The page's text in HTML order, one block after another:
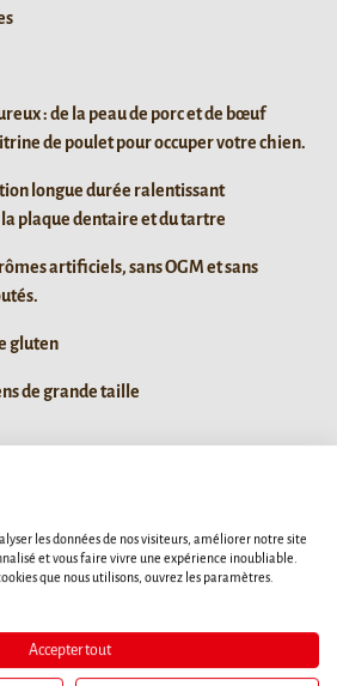
: de la peau de porc et de bœuf
de poulet pour occuper votre chien.
longue durée ralentissant
la plaque dentaire et du tartre
artificiels, sans OGM et sans
gluten
de grande taille
85g / L 1ct
les données de nos visiteurs, améliorer notre site
et vous faire vivre une expérience inoubliable.
que nous utilisons, ouvrez les paramètres.
Accepter tout